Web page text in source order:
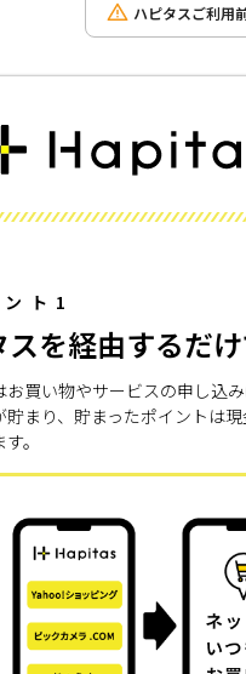
ハピタスご利用
ト1
スを経由するだ
お買い物やサービスの申し込
貯まり、貯まったポイントは
。